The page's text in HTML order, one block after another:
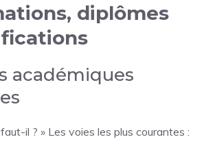
diplômes
académiques
il ? » Les voies les plus courantes :